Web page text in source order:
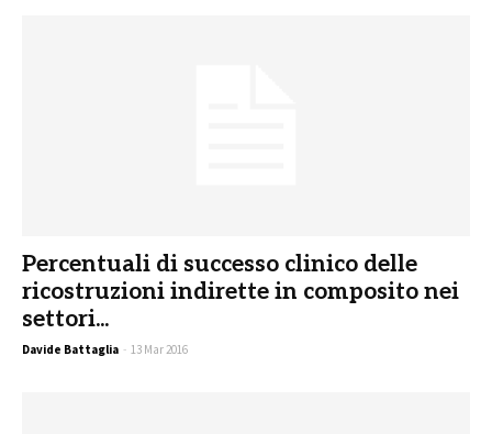
Percentuali di successo clinico delle
ricostruzioni indirette in composito nei
settori...
Davide Battaglia - 13 Mar 2016